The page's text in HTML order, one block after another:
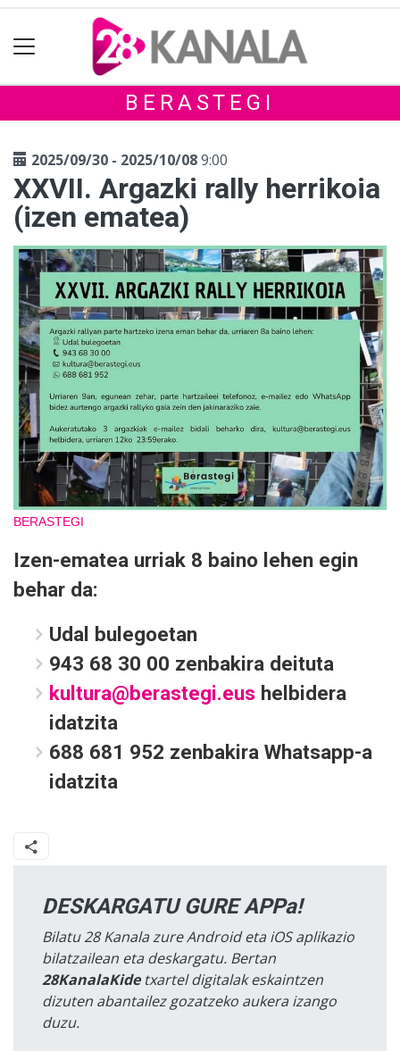
BERASTEGI
2025/09/30 - 2025/10/089:00
XXVII. Argazki rally herrikoia
(izen ematea)
BERASTEGI
Izen-ematea urriak 8 baino lehen egin
behar da:
Udal bulegoetan
943 68 30 00 zenbakira deituta
kultura@berastegi.eus helbidera
idatzita
688 681 952 zenbakira Whatsapp-a
idatzita
DESKARGATU GURE APPa!
Bilatu 28 Kanala zure Android eta iOS aplikazio
bilatzailean eta deskargatu. Bertan
28KanalaKidetxartel digitalak eskaintzen
dizuten abantailez gozatzeko aukera izango
duzu.